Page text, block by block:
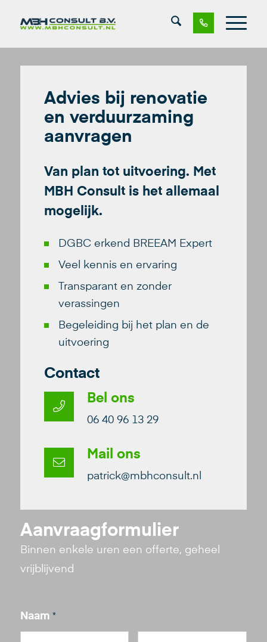
Advies bij renovatie
en verduurzaming
aanvragen
Van plan tot uitvoering. Met
MBH Consult is het allemaal
mogelijk.
DGBC erkend BREEAM Expert
Veel kennis en ervaring
Transparant en zonder
verassingen
Begeleiding bij het plan en de
uitvoering
Contact
Bel ons
06 40 96 13 29
Mail ons
patrick@mbhconsult.nl
Aanvraagformulier
Binnen enkele uren een offerte, geheel
vrijblijvend
Naam *